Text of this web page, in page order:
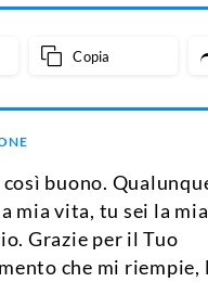
Copia
così buono.
mia vita, tu sei la
Grazie per il Tuo
che mi riempie,